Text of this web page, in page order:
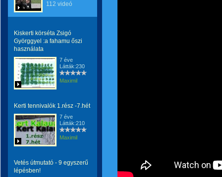
112 videó
Kiskerti körséta Zsigó
Györggyel :a fahamu őszi
használata
7 éve
Látták:230
Maximil
Kerti tennivalók 1.rész -7.hét
7 éve
Látták:210
Maximil
Vetés útmutató - 9 egyszerű
lépésben!